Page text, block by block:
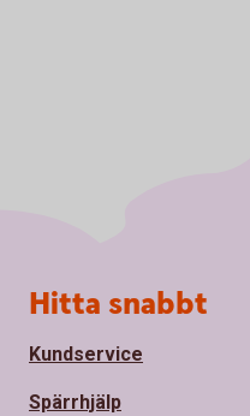
Sidfot
Hitta snabbt
Kundservice
Spärrhjälp